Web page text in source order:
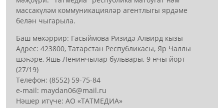
массакүләм коммуникацияләр агентлыгы ярдәме
белән чыгарыла.
Баш мөхәррир: Гасыймова Ризидә Алвирд кызы
Адрес: 423800, Татарстан Республикасы, Яр Чаллы
шәһәре, Яшь Ленинчылар бульвары, 9 нчы йорт
(27/19)
Телефон: (8552) 59-75-84
е-mail: mауdаn06@mail.гu
Нәшер итүче: АО «ТАТМЕДИА»